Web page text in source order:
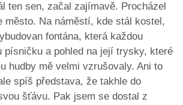
ten sen, začal zajímavě. Procházel
město. Na náměstí, kde stál kostel,
fontána, která každou
písničku a pohled na její trysky, které
hudby mě velmi vzrušovaly. Ani to
spíš představa, že takhle do
šťávu. Pak jsem se dostal z